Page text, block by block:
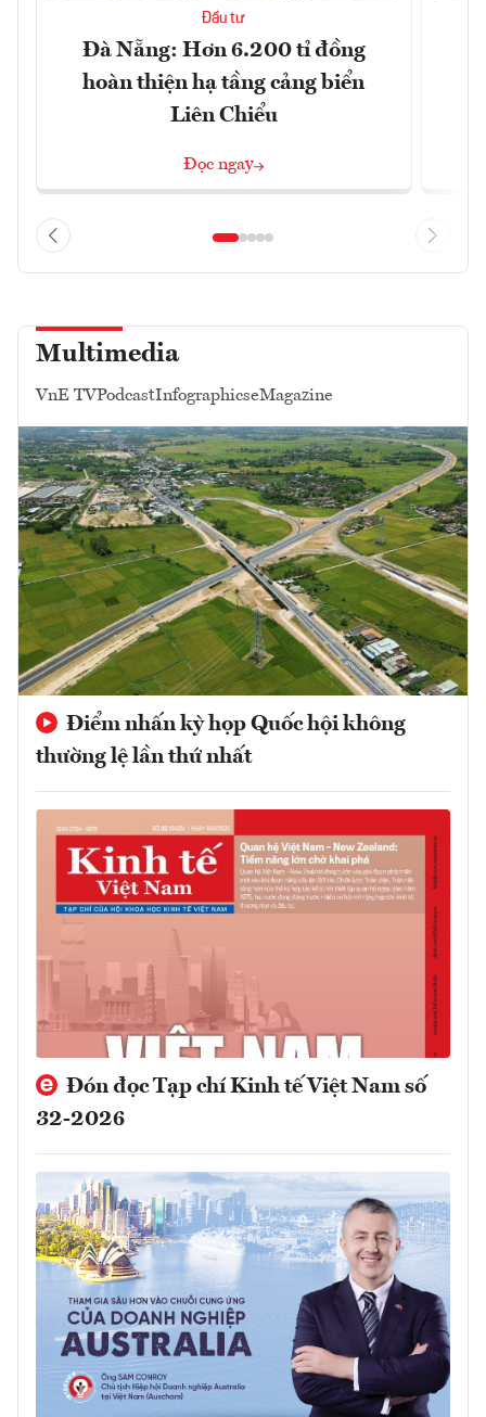
Đầu tư
Đà Nẵng: Hơn 6.200 tỉ đồng
hoàn thiện hạ tầng cảng biển
Liên Chiểu
Đọc ngay
Multimedia
VnE TVPodcastInfographicseMagazine
Điểm nhấn kỳ họp Quốc hội không
thường lệ lần thứ nhất
Đón đọc Tạp chí Kinh tế Việt Nam số
32-2026